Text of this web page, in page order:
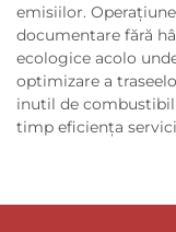
emisiilor.
documentare fără
ecologice acolo
optimizare a
inutil de
timp eficiența